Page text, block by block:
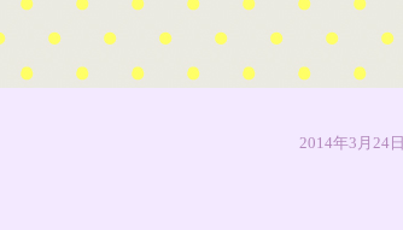
コンテンツへ移動
2014年3月24日